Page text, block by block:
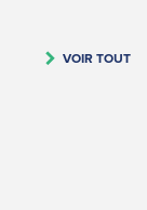
VOIR TOUT